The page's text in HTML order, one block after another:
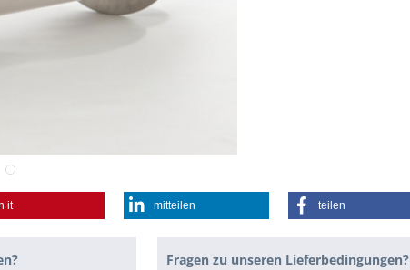
it mitteilen teilen
Fragen zu unseren Lieferbedingungen?